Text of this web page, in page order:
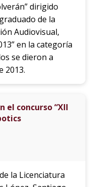
dirigido
de la
Audiovisual,
en la categoría
se dieron a
2013.
el concurso “XII
la Licenciatura